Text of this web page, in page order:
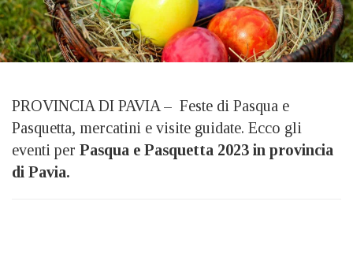
PROVINCIA DI PAVIA – Feste di Pasqua e
Pasquetta, mercatini e visite guidate. Ecco gli
eventi per Pasqua e Pasquetta 2023 in provincia
di Pavia.